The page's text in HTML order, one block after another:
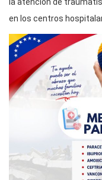
en los centros